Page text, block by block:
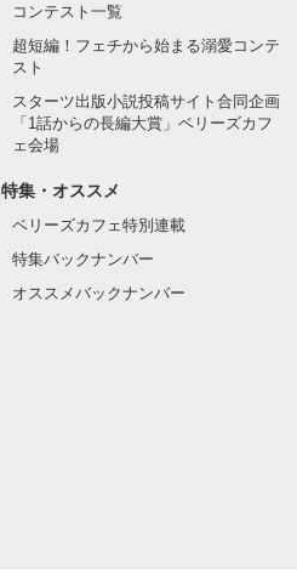
コンテスト一覧
超短編！フェチから始まる溺愛コンテ
スト
スターツ出版小説投稿サイト合同企画
「1話からの長編大賞」ベリーズカフ
ェ会場
特集・オススメ
ベリーズカフェ特別連載
特集バックナンバー
オススメバックナンバー